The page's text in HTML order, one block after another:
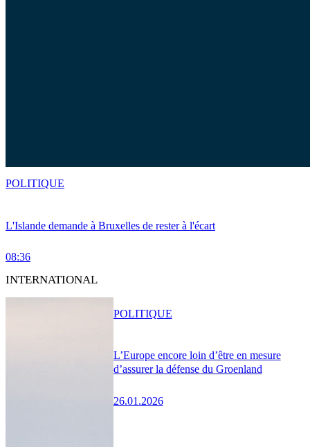
L'Islande demande à Bruxelles de rester à l'écart
08:36
POLITIQUE
INTERNATIONAL
L’Europe encore loin d’être en mesure
d’assurer la défense du Groenland
26.01.2026
POLITIQUE